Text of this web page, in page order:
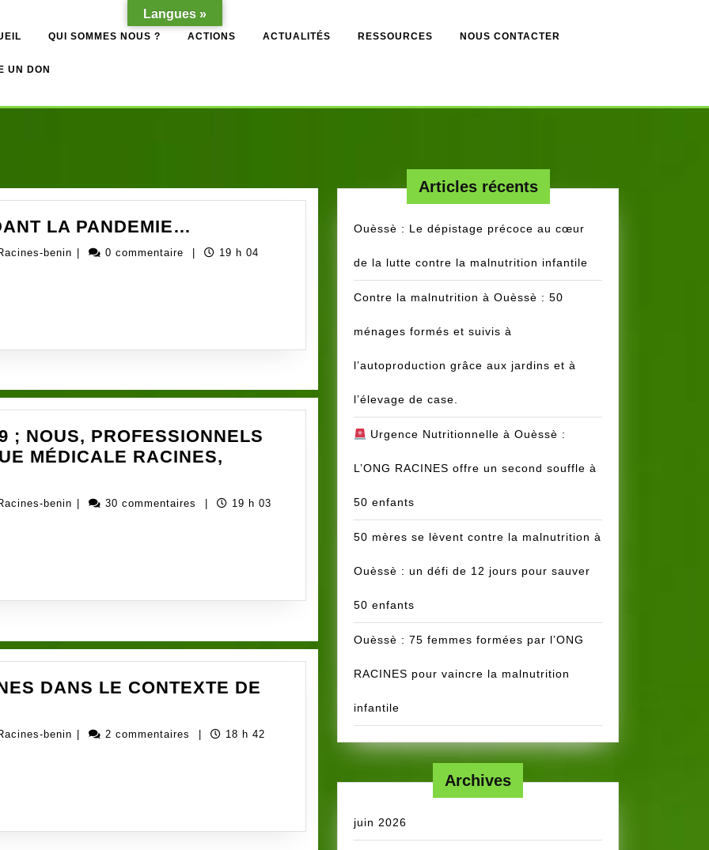
QUI SOMMES NOUS ? ACTIONS ACTUALITÉS RESSOURCES NOUS CONTACTER
UN DON
LA PANDEMIE…
SOLIDAIRES
benin Administrateur
0 commentaire
19 h 04
; NOUS, PROFESSIONNELS
MÉDICALE RACINES,
benin Administrateur
30 commentaires
19 h 03
DANS LE CONTEXTE DE
benin Administrateur
2 commentaires
18 h 42
Articles récents
Ouèssè : Le dépistage précoce au cœur
de la lutte contre la malnutrition infantile
Contre la malnutrition à Ouèssè : 50
ménages formés et suivis à
l’autoproduction grâce aux jardins et à
l’élevage de case.
Urgence Nutritionnelle à Ouèssè :
L’ONG RACINES offre un second souffle à
50 enfants
50 mères se lèvent contre la malnutrition à
Ouèssè : un défi de 12 jours pour sauver
50 enfants
Ouèssè : 75 femmes formées par l’ONG
RACINES pour vaincre la malnutrition
infantile
Archives
juin 2026
Langues »